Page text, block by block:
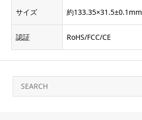
サイズ 約133.35×31.5±0.1mm
認証 RoHS/FCC/CE